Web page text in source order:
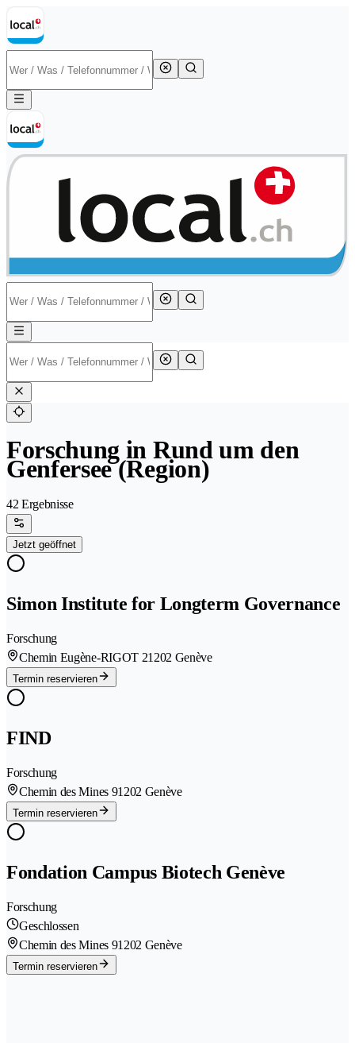
Forschung in Rund um den
Genfersee (Region)
42 Ergebnisse
Jetzt geöffnet
Simon Institute for Longterm Governance
Forschung
Chemin Eugène-RIGOT 21202 Genève
Termin reservieren
FIND
Forschung
Chemin des Mines 91202 Genève
Termin reservieren
Fondation Campus Biotech Genève
Forschung
Geschlossen
Chemin des Mines 91202 Genève
Termin reservieren